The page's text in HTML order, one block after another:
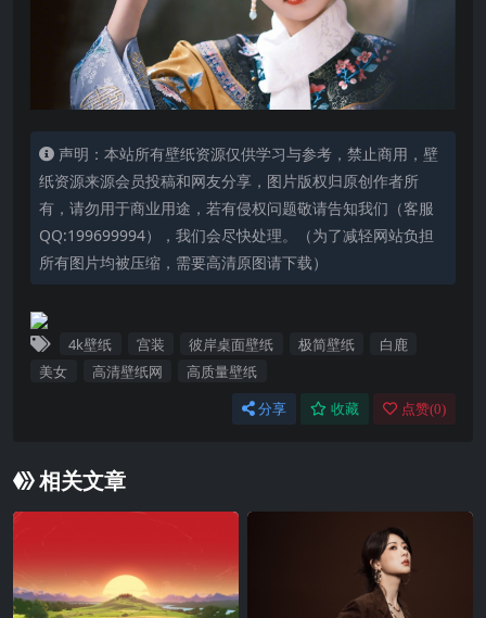
声明：本站所有壁纸资源仅供学习与参考，禁止商用，壁
纸资源来源会员投稿和网友分享，图片版权归原创作者所
有，请勿用于商业用途，若有侵权问题敬请告知我们（客服
QQ:199699994），我们会尽快处理。（为了减轻网站负担
所有图片均被压缩，需要高清原图请下载）
4k壁纸 宫装 彼岸桌面壁纸 极简壁纸
白鹿
美女
高清壁纸网 高质量壁纸
分享 收藏 点赞(0)
相关文章